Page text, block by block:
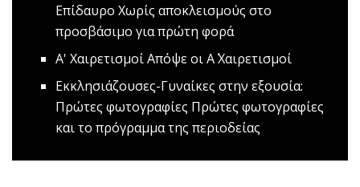
Επίδαυρο Χωρίς αποκλεισμούς στο
προσβάσιμο για πρώτη φορά
A' XαιρετισμοίΑπόψε οι Α΄ Χαιρετισμοί
Εκκλησιάζουσες-Γυναίκες στην εξουσία:
Πρώτες φωτογραφίες Πρώτες φωτογραφίες
και το πρόγραμμα της περιοδείας